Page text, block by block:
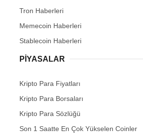
Tron Haberleri
Memecoin Haberleri
Stablecoin Haberleri
PIYASALAR
Kripto Para Fiyatları
Kripto Para Borsaları
Kripto Para Sözlüğü
Son 1 Saatte En Çok Yükselen Coinler